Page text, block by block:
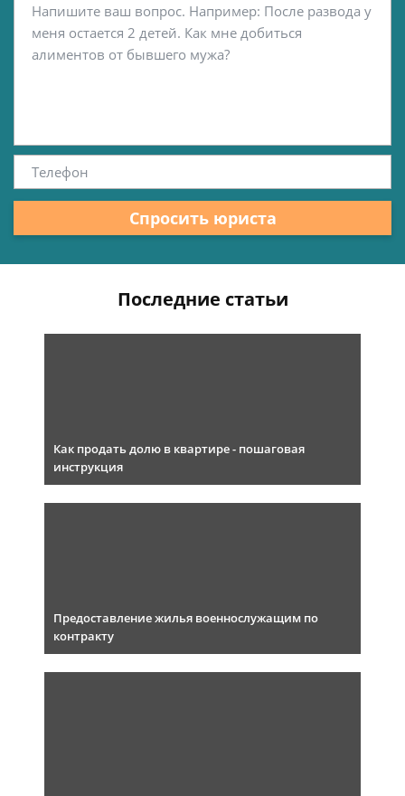
Спросить юриста
Последние статьи
Как продать долю в квартире - пошаговая
инструкция
Предоставление жилья военнослужащим по
контракту